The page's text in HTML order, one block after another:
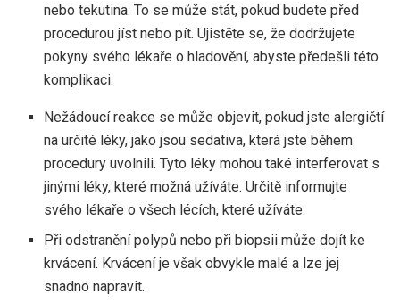
nebo tekutina. To se může stát, pokud budete před
procedurou jíst nebo pít. Ujistěte se, že dodržujete
pokyny svého lékaře o hladovění, abyste předešli této
komplikaci.
Nežádoucí reakce se může objevit, pokud jste alergičtí
na určité léky, jako jsou sedativa, která jste během
procedury uvolnili. Tyto léky mohou také interferovat s
jinými léky, které možná užíváte. Určitě informujte
svého lékaře o všech lécích, které užíváte.
Při odstranění polypů nebo při biopsii může dojít ke
krvácení. Krvácení je však obvykle malé a lze jej
snadno napravit.